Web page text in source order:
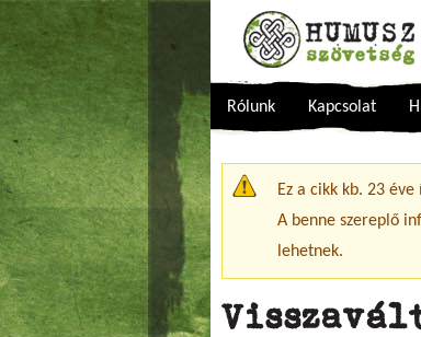
Rólunk Kapcsolat
Figyelmeztető
Ez a cikk kb. 23
A benne szereplő
lehetnek.